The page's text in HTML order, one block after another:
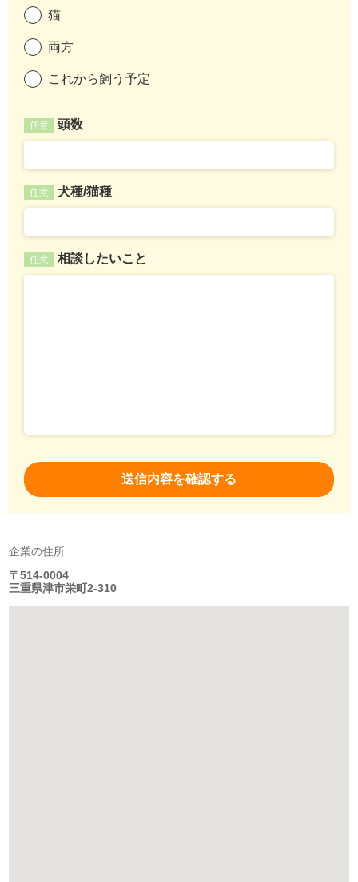
猫
両方
これから飼う予定
任意 頭数
任意 犬種/猫種
任意 相談したいこと
企業の住所
〒514-0004
三重県津市栄町2-310